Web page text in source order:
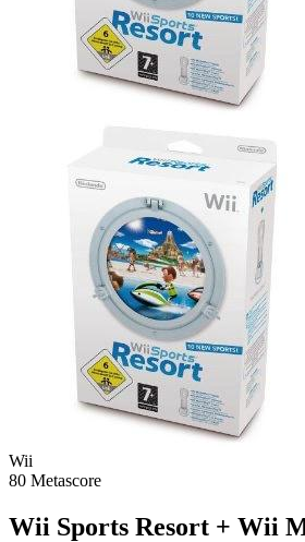
Wii
80 Metascore
Wii Sports Resort + Wii